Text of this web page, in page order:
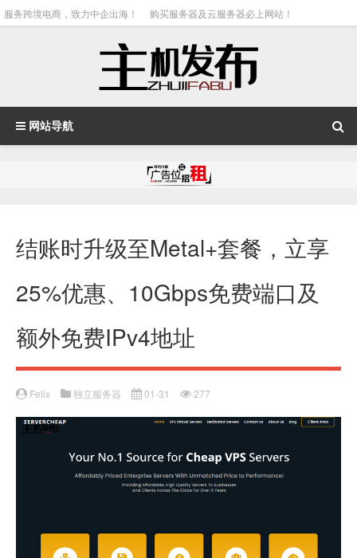
服务跨境电商，致力中企出海！ 购买服务器及云服务器必上网站！
网站导航
结账时升级至Metal+套餐，立享
25%优惠、10Gbps免费端口及
额外免费IPv4地址
Felix 独立服务器 01-31 277